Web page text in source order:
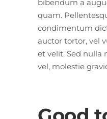
bibendum a
quam.
condimentum
auctor tortor, vel
et velit. Sed nulla
vel, molestie